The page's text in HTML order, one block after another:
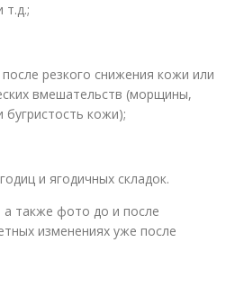
т.д.;
резкого снижения кожи или
вмешательств (морщины,
бугристость кожи);
и ягодичных складок.
также фото до и после
изменениях уже после